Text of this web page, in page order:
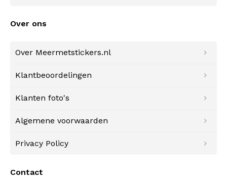
Over ons
Over Meermetstickers.nl
Klantbeoordelingen
Klanten foto's
Algemene voorwaarden
Privacy Policy
Contact